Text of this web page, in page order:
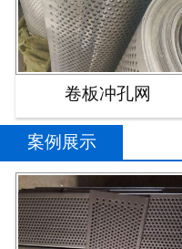
卷板冲孔网
案例展示